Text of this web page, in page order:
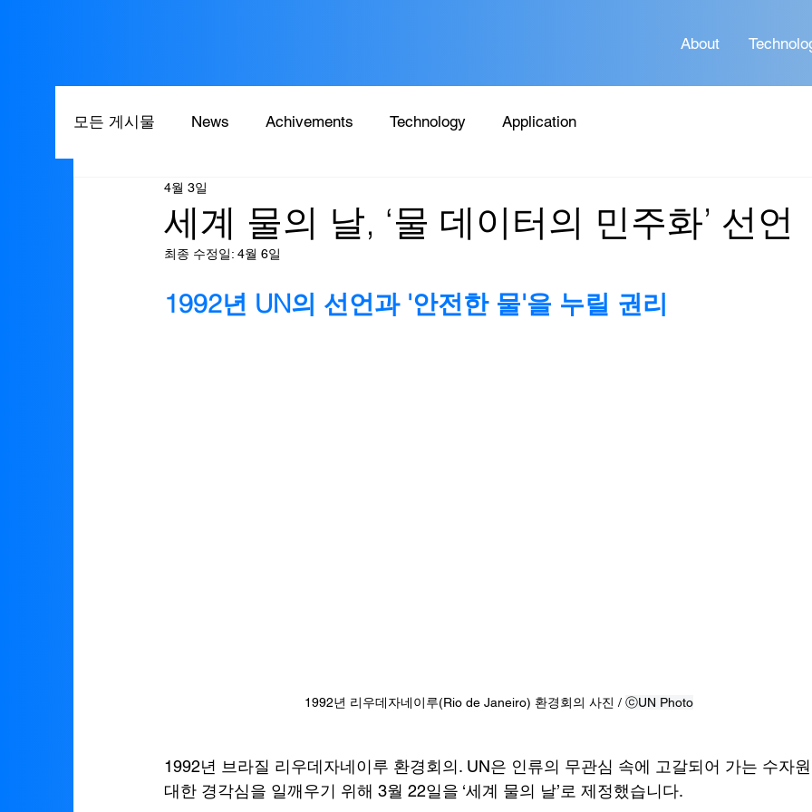
About
모든 게시물 News Achivements Technology Application
세계 물의 날, ‘물 데이터의 민주화’ 선언
4월 3일
최종 수정일: 4월 6일
1992년 UN의 선언과 '안전한 물'을 누릴 권리
1992년 리우데자네이루(Rio de Janeiro) 환경회의 사진 / ⓒUN Photo
1992년 브라질 리우데자네이루 환경회의. UN은 인류의 무관심 속에 고갈되어 가는 수자
대한 경각심을 일깨우기 위해 3월 22일을 ‘세계 물의 날’로 제정했습니다.